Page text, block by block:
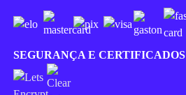
SEGURANÇA E CERTIFICADOS